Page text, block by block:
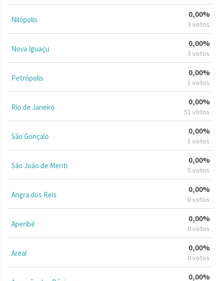
Nilópolis
0,00%
3 votos
Nova Iguaçu
0,00%
3 votos
Petrópolis
0,00%
1 votos
Rio de Janeiro
0,00%
51 votos
São Gonçalo
0,00%
1 votos
São João de Meriti
0,00%
5 votos
Angra dos Reis
0,00%
0 votos
Aperibé
0,00%
0 votos
Areal
0,00%
0 votos
0,00%